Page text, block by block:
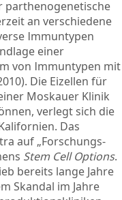
parthenogenetische
an verschiedene
Immuntypen
einer
von Immuntypen mit
Die Eizellen für
Moskauer Klinik
verlegt sich die
Das
auf „Forschungs-
Stem Cell Options.
bereits lange Jahre
Skandal im Jahre